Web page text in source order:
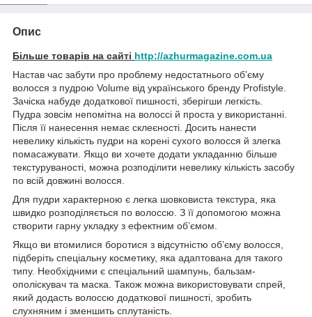
Опис
Більше товарів на сайті http://azhurmagazine.com.ua
Настав час забути про проблему недостатнього об’єму
волосся з пудрою Volume від українського бренду Profistyle.
Зачіска набуде додаткової пишності, зберігши легкість.
Пудра зовсім непомітна на волоссі й проста у використанні.
Після її нанесення немає склеєності. Досить нанести
невелику кількість пудри на корені сухого волосся й злегка
помасажувати. Якщо ви хочете додати укладанню більше
текстуруваності, можна розподілити невелику кількість засобу
по всій довжині волосся.
Для пудри характерною є легка шовковиста текстура, яка
швидко розподіляється по волоссю. З її допомогою можна
створити гарну укладку з ефектним об’ємом.
Якщо ви втомилися боротися з відсутністю об’єму волосся,
підберіть спеціальну косметику, яка адаптована для такого
типу. Необхідними є спеціальний шампунь, бальзам-
ополіскувач та маска. Також можна використовувати спрей,
який додасть волоссю додаткової пишності, зробить
слухняним і зменшить сплутаність.